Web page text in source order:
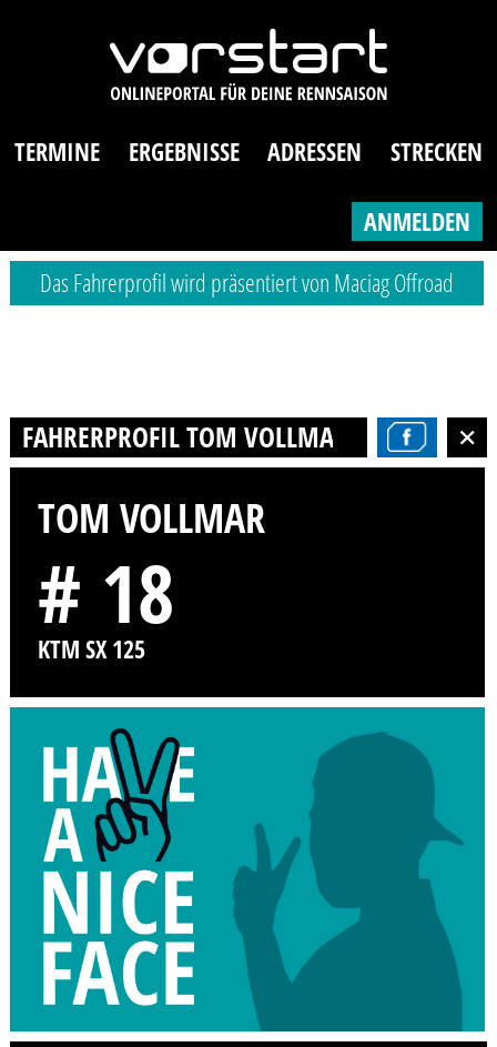
TERMINE ERGEBNISSE ADRESSEN STRECKEN
ANMELDEN
Das Fahrerprofil wird präsentiert von Maciag Offroad
FAHRERPROFIL TOM VOLLMAR
TOM VOLLMAR
# 18
KTM SX 125